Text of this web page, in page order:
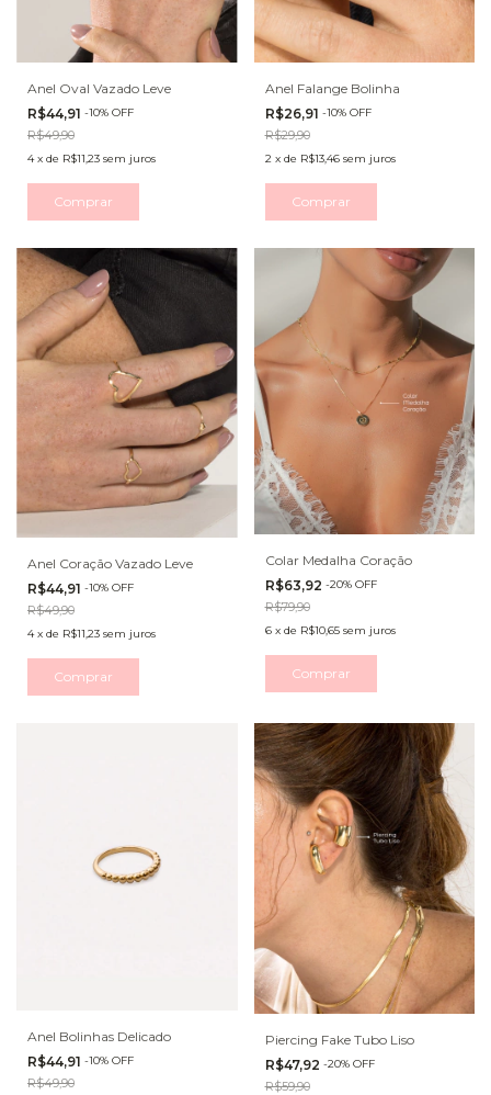
Anel Oval Vazado Leve
R$44,91 -10% OFF
R$49,90
4 x de R$11,23 sem juros
Comprar
Anel Falange Bolinha
R$26,91 -10% OFF
R$29,90
2 x de R$13,46 sem juros
Comprar
Anel Coração Vazado Leve
R$44,91 -10% OFF
R$49,90
4 x de R$11,23 sem juros
Comprar
Colar Medalha Coração
R$63,92 -20% OFF
R$79,90
6 x de R$10,65 sem juros
Comprar
Anel Bolinhas Delicado
R$44,91 -10% OFF
R$49,90
Piercing Fake Tubo Liso
R$47,92 -20% OFF
R$59,90